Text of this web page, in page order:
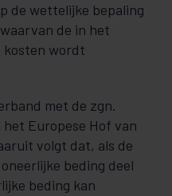
de wettelijke bepaling
de in het
kosten wordt
met de zgn.
Europese Hof van
volgt dat, als de
beding deel
beding kan